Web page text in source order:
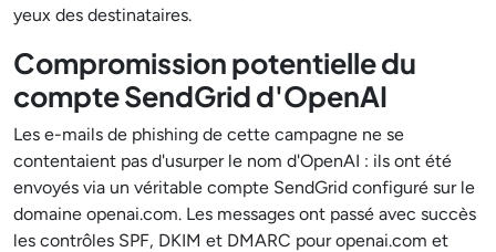
yeux des destinataires.
Compromission potentielle du
compte SendGrid d'OpenAI
Les e-mails de phishing de cette campagne ne se
contentaient pas d'usurper le nom d'OpenAI : ils ont été
envoyés via un véritable compte SendGrid configuré sur le
domaine openai.com. Les messages ont passé avec succès
les contrôles SPF, DKIM et DMARC pour openai.com et